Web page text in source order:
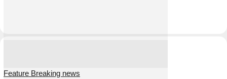
Feature Breaking news